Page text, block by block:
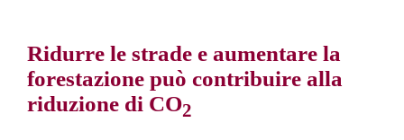
Ridurre le strade e aumentare la
forestazione può contribuire alla
riduzione di CO2